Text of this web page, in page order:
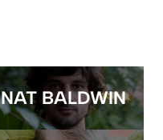
NAT BALDWIN